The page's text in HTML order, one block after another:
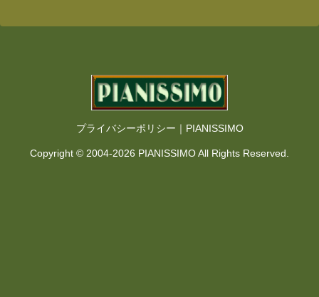
プライバシーポリシー｜PIANISSIMO
Copyright © 2004-2026 PIANISSIMO All Rights Reserved.